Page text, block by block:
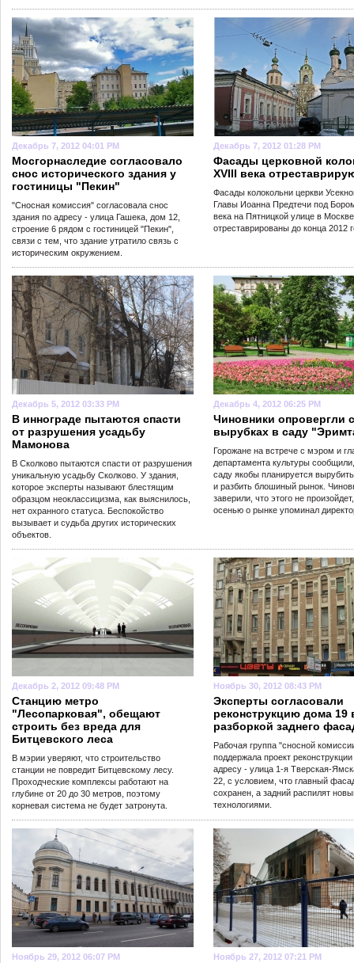
Декабрь 7, 2012 04:01 PM
Мосгорнаследие согласовало
снос исторического здания у
гостиницы "Пекин"
"Сносная комиссия" согласовала снос
здания по адресу - улица Гашека, дом 12,
строение 6 рядом с гостиницей "Пекин",
связи с тем, что здание утратило связь с
историческим окружением.
Декабрь 7, 2012 01:28 PM
Фасады церковной
XVIII века
Фасады колокольни церкви
Главы Иоанна Предтечи под
века на Пятницкой улице в
отреставрированы до конца 2012
Декабрь 5, 2012 03:33 PM
В иннограде пытаются спасти
от разрушения усадьбу
Мамонова
В Сколково пытаются спасти от разрушения
уникальную усадьбу Сколково. У здания,
которое эксперты называют блестящим
образцом неоклассицизма, как выяснилось,
нет охранного статуса. Беспокойство
вызывает и судьба других исторических
объектов.
Декабрь 4, 2012 06:25 PM
Чиновники опровергли
вырубках в саду
Горожане на встрече с мэром и
департамента культуры
саду якобы планируется
и разбить блошиный рынок.
заверили, что этого не
осенью о рынке упоминал
Декабрь 2, 2012 09:48 PM
Станцию метро
"Лесопарковая", обещают
строить без вреда для
Битцевского леса
В мэрии уверяют, что строительство
станции не повредит Битцевскому лесу.
Проходческие комплексы работают на
глубине от 20 до 30 метров, поэтому
корневая система не будет затронута.
Ноябрь 30, 2012 08:43 PM
Эксперты согласовали
реконструкцию дома 19
разборкой заднего
Рабочая группа "сносной
поддержала проект
адресу - улица 1-я Тверская-
22, с условием, что главный
сохранен, а задний распилят
технологиями.
Ноябрь 29, 2012 06:07 PM Ноябрь 27, 2012 07:21 PM